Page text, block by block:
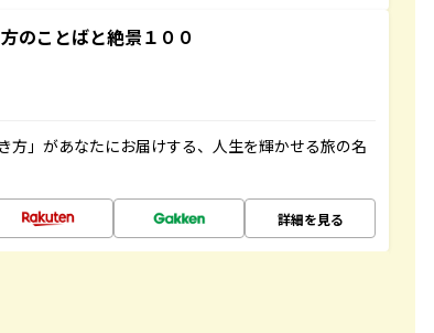
のことばと絶景１００
方」があなたにお届けする、人生を輝かせる旅の名
詳細を見る